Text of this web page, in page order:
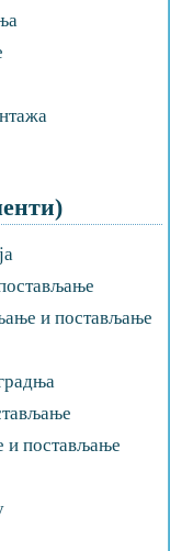
и постављање
и постављање